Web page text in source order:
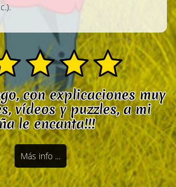
con explicaciones muy
vídeos y puzzles, a mi
le encanta!!!
Más info ...